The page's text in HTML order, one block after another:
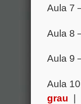
Aula 7
Aula 8
Aula 9
Aula
grau